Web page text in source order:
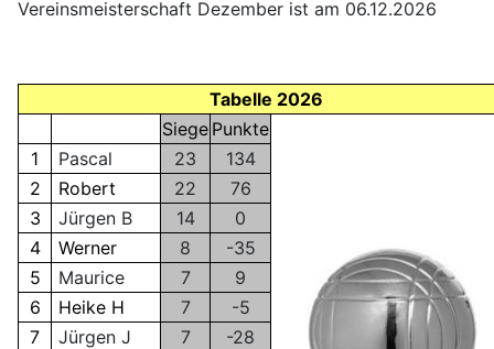
Vereinsmeisterschaft Dezember ist am 06.12.2026
Tabelle 2026
Siege Punkte
1
Pascal 23
134
2
Robert 22
76
3
Jürgen B 14
0
4
Werner 8
-35
5
Maurice 7
9
6
Heike H 7
-5
7
Jürgen J 7
-28